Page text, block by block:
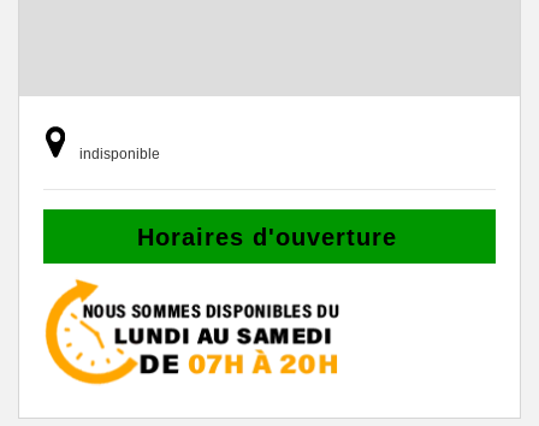
indisponible
Horaires d'ouverture